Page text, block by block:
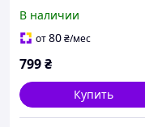
любым именем 3D
80x100
В наличии
от80₴/мес
799₴
Купить